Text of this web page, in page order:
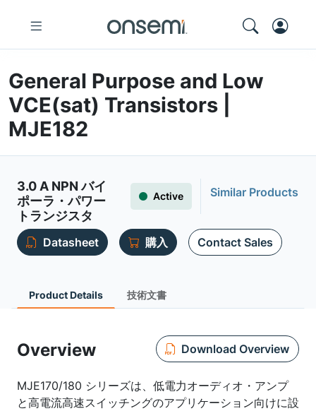
General Purpose and Low
VCE(sat) Transistors |
MJE182
3.0 A NPN バイ
ポーラ・パワー
トランジスタ
Active Similar Products
Datasheet 購入 Contact Sales
Product Details 技術文書
Overview Download Overview
MJE170/180 シリーズは、低電力オーディオ・アンプ
と高電流高速スイッチングのアプリケーション向けに設